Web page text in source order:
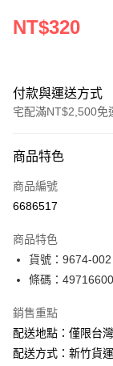
NT$320
付款與運送方式
宅配滿NT$2,500免
信用卡一次付款
Apple Pay
悠遊付
ATM付款
運送方式
下單前請先詢問庫存
商品特色
商品編號
6686517
商品特色
貨號：9674-002
條碼：
銷售重點
配送地點：僅限台
配送方式：新竹貨